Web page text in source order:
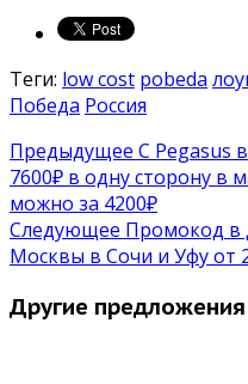
Теги: low cost pobeda
Победа Россия
Предыдущее С Pegasus
7600₽ в одну сторону в
можно за 4200₽
Следующее Промокод в
Москвы в Сочи и Уфу от
Другие предложения